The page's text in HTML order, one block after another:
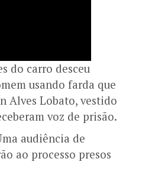
do carro desceu
usando farda que
Alves Lobato, vestido
voz de prisão.
audiência de
ao processo presos